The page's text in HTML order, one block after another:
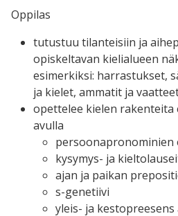
Oppilas
tutustuu tilanteisiin ja
opiskeltavan kielialueen
esimerkiksi: harrastukset,
ja kielet, ammatit ja
opettelee kielen
avulla
persoonapronominien
kysymys- ja
ajan ja paikan
s-genetiivi
yleis- ja